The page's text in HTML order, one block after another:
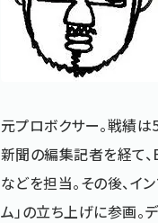
元プロボクサー。戦績は
新聞の編集記者を経て
などを担当。その後、イ
ム」の立ち上げに参画